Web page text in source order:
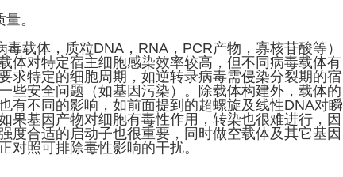
。
载体，质粒DNA，RNA，PCR产物，寡核苷酸等）
体对特定宿主细胞感染效率较高，但不同病毒载体有
求特定的细胞周期，如逆转录病毒需侵染分裂期的宿
些安全问题（如基因污染）。除载体构建外，载体的
有不同的影响，如前面提到的超螺旋及线性DNA对瞬
果基因产物对细胞有毒性作用，转染也很难进行，因
度合适的启动子也很重要，同时做空载体及其它基因
对照可排除毒性影响的干扰。